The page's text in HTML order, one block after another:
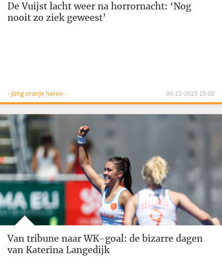
De Vuijst lacht weer na horrornacht: ‘Nog
nooit zo ziek geweest’
- jong oranje heren - 09-12-2025 19:00
Van tribune naar WK-goal: de bizarre dagen
van Katerina Langedijk